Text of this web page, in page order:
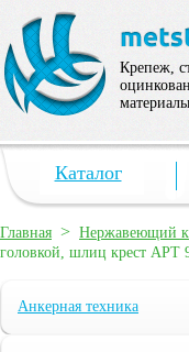
Крепеж,
материалы
Каталог
Главная > Нержавеющий
головкой, шлиц крест АРТ
Анкерная техника